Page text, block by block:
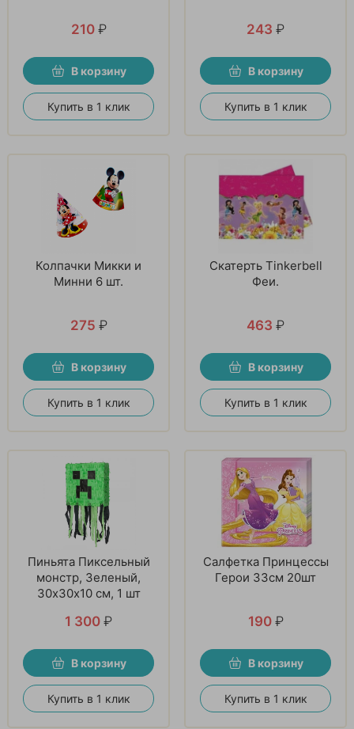
210 ₽
В корзину
Купить в 1 клик
243 ₽
В корзину
Купить в 1 клик
Колпачки Микки и
Минни 6 шт.
275 ₽
В корзину
Купить в 1 клик
Скатерть Tinkerbell
Феи.
463 ₽
В корзину
Купить в 1 клик
Пиньята Пиксельный
монстр, Зеленый,
30х30х10 см, 1 шт
1 300 ₽
В корзину
Купить в 1 клик
Салфетка Принцессы
Герои 33см 20шт
190 ₽
В корзину
Купить в 1 клик